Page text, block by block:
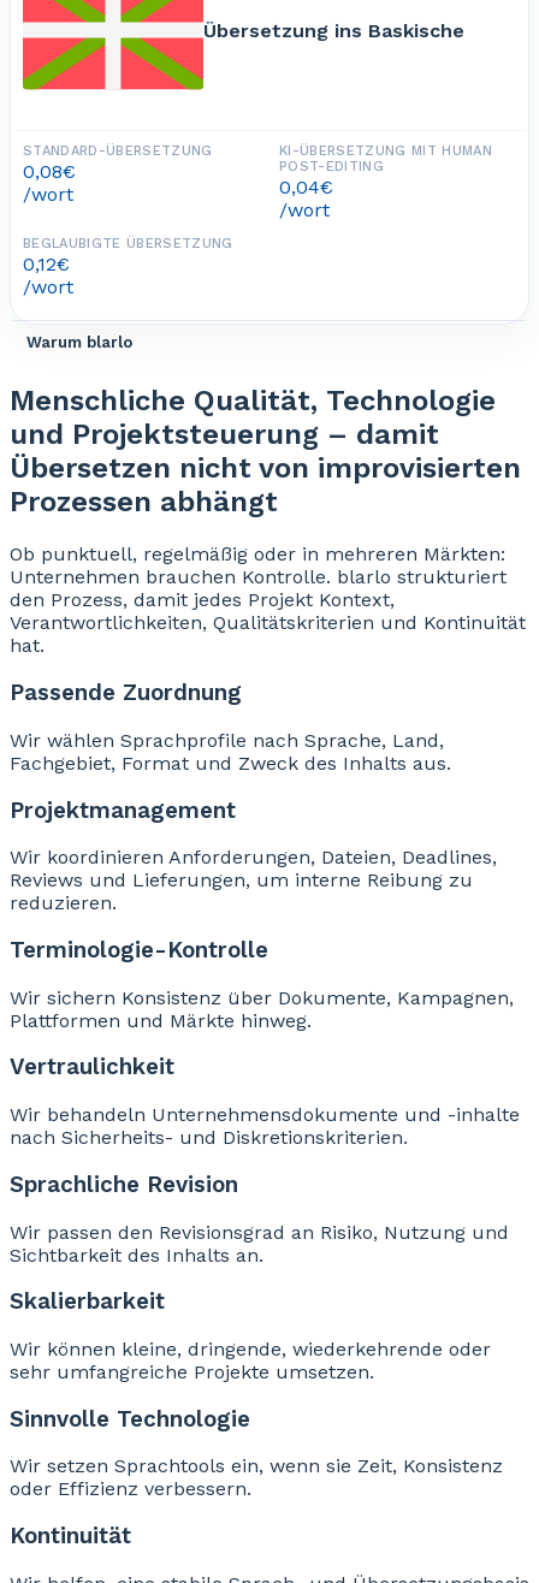
Übersetzung ins Baskische
0,08€
/wort
0,04€
/wort
0,12€
/wort
Warum blarlo
Menschliche Qualität, Technologie
und Projektsteuerung – damit
Übersetzen nicht von improvisierten
Prozessen abhängt
Ob punktuell, regelmäßig oder in mehreren Märkten:
Unternehmen brauchen Kontrolle. blarlo strukturiert
den Prozess, damit jedes Projekt Kontext,
Verantwortlichkeiten, Qualitätskriterien und Kontinuität
hat.
Passende Zuordnung
Wir wählen Sprachprofile nach Sprache, Land,
Fachgebiet, Format und Zweck des Inhalts aus.
Projektmanagement
Wir koordinieren Anforderungen, Dateien, Deadlines,
Reviews und Lieferungen, um interne Reibung zu
reduzieren.
Terminologie-Kontrolle
Wir sichern Konsistenz über Dokumente, Kampagnen,
Plattformen und Märkte hinweg.
Vertraulichkeit
Wir behandeln Unternehmensdokumente und -inhalte
nach Sicherheits- und Diskretionskriterien.
Sprachliche Revision
Wir passen den Revisionsgrad an Risiko, Nutzung und
Sichtbarkeit des Inhalts an.
Skalierbarkeit
Wir können kleine, dringende, wiederkehrende oder
sehr umfangreiche Projekte umsetzen.
Sinnvolle Technologie
Wir setzen Sprachtools ein, wenn sie Zeit, Konsistenz
oder Effizienz verbessern.
Kontinuität